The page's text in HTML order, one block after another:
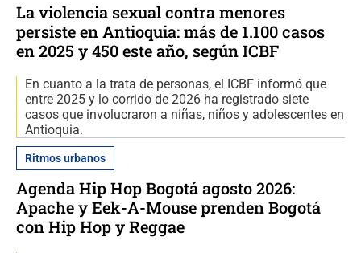
La violencia sexual contra menores
persiste en Antioquia: más de 1.100 casos
en 2025 y 450 este año, según ICBF
En cuanto a la trata de personas, el ICBF informó que
entre 2025 y lo corrido de 2026 ha registrado siete
casos que involucraron a niñas, niños y adolescentes en
Antioquia.
Ritmos urbanos
Agenda Hip Hop Bogotá agosto 2026:
Apache y Eek-A-Mouse prenden Bogotá
con Hip Hop y Reggae